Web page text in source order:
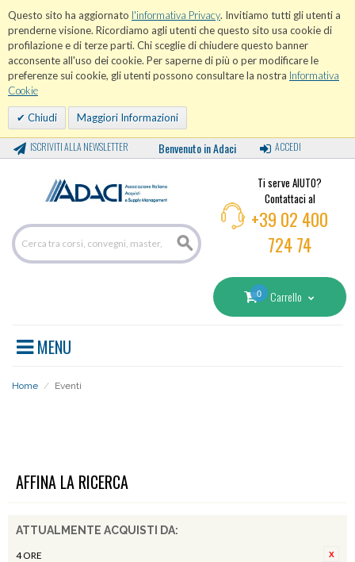
Questo sito ha aggiornato l'informativa Privacy. Invitiamo tutti gli utenti a
prenderne visione. Ricordiamo agli utenti che questo sito usa cookie di
profilazione e di terze parti. Chi sceglie di chiudere questo banner
acconsente all'uso dei cookie. Per saperne di più o per modificare le
preferenze sui cookie, gli utenti possono consultare la nostra Informativa
Cookie
Chiudi Maggiori Informazioni
ISCRIVITI ALLA NEWSLETTER Benvenuto in Adaci ACCEDI
Ti serve AIUTO?
Contattaci al
+39 02 400
724 74
0 Carrello
MENU
Home / Eventi
AFFINA LA RICERCA
ATTUALMENTE ACQUISTI DA:
4 ORE